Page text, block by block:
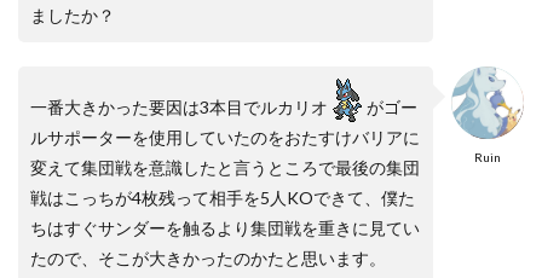
ましたか？
Ruin
一番大きかった要因は3本目でルカリオ
がゴー
ルサポーターを使用していたのをおたすけバリアに
変えて集団戦を意識したと言うところで最後の集団
戦はこっちが4枚残って相手を5人KOできて、僕た
ちはすぐサンダーを触るより集団戦を重きに見てい
たので、そこが大きかったのかたと思います。